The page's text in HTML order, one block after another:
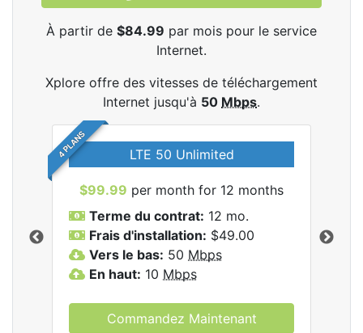
À partir de $84.99 par mois pour le service
Internet.
Xplore offre des vitesses de téléchargement
Internet jusqu'à 50 Mbps.
4 PLANS LTE 50 Unlimited
$99.99 per month for 12 months
Terme du contrat: 12 mo.
Frais d'installation: $49.00
Vers le bas: 50 Mbps
En haut: 10 Mbps
Commandez Maintenant